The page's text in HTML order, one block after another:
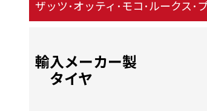
ザッツ･オッティ･モコ･ルークス･
輸入メーカー製
タイヤ